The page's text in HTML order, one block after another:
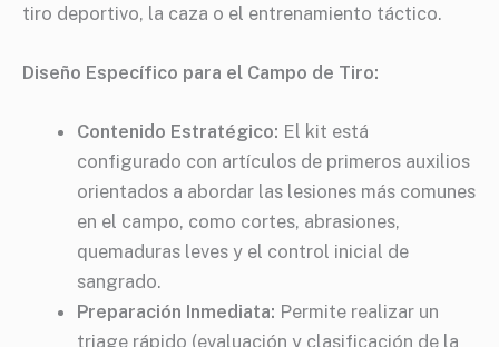
tiro deportivo, la caza o el entrenamiento táctico.
Diseño Específico para el Campo de Tiro:
Contenido Estratégico: El kit está
configurado con artículos de primeros auxilios
orientados a abordar las lesiones más comunes
en el campo, como cortes, abrasiones,
quemaduras leves y el control inicial de
sangrado.
Preparación Inmediata: Permite realizar un
triage rápido (evaluación y clasificación de la